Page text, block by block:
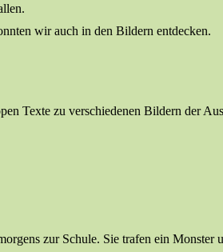
wir auch in den Bildern entdecken.
Texte zu verschiedenen Bildern der
zur Schule. Sie trafen ein Monster